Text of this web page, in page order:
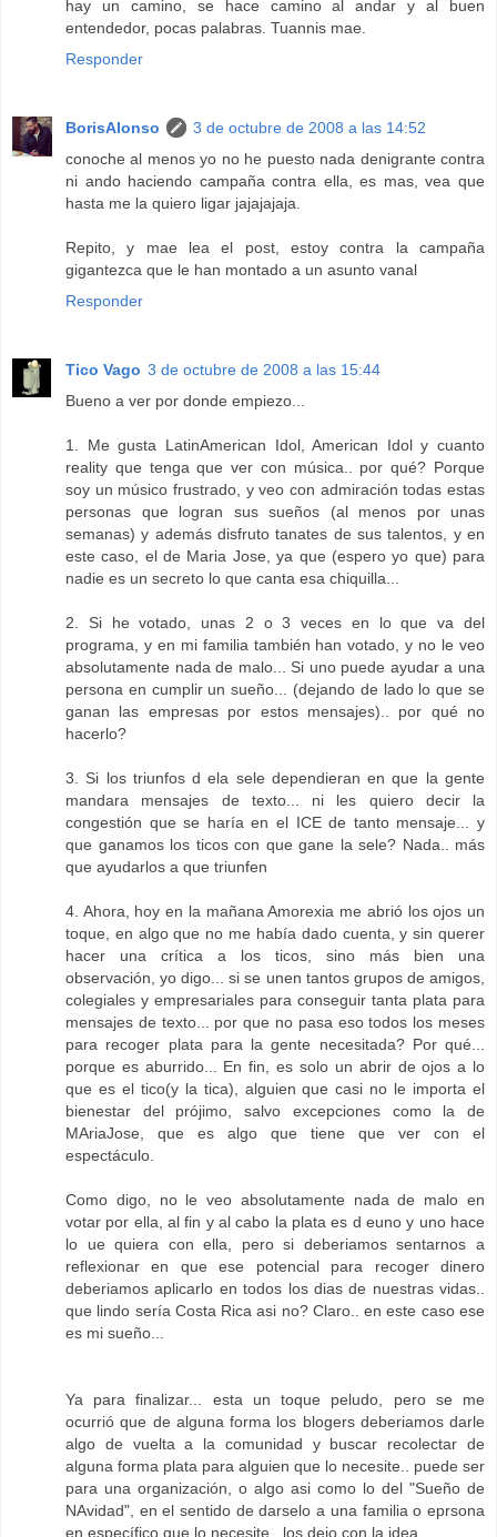
hay un camino, se hace camino al andar y al buen
entendedor, pocas palabras. Tuannis mae.
Responder
BorisAlonso
3 de octubre de 2008 a las 14:52
conoche al menos yo no he puesto nada denigrante contra
ni ando haciendo campaña contra ella, es mas, vea que
hasta me la quiero ligar jajajajaja.
Repito, y mae lea el post, estoy contra la campaña
gigantezca que le han montado a un asunto vanal
Responder
Tico Vago 3 de octubre de 2008 a las 15:44
Bueno a ver por donde empiezo...
1. Me gusta LatinAmerican Idol, American Idol y cuanto
reality que tenga que ver con música.. por qué? Porque
soy un músico frustrado, y veo con admiración todas estas
personas que logran sus sueños (al menos por unas
semanas) y además disfruto tanates de sus talentos, y en
este caso, el de Maria Jose, ya que (espero yo que) para
nadie es un secreto lo que canta esa chiquilla...
2. Si he votado, unas 2 o 3 veces en lo que va del
programa, y en mi familia también han votado, y no le veo
absolutamente nada de malo... Si uno puede ayudar a una
persona en cumplir un sueño... (dejando de lado lo que se
ganan las empresas por estos mensajes).. por qué no
hacerlo?
3. Si los triunfos d ela sele dependieran en que la gente
mandara mensajes de texto... ni les quiero decir la
congestión que se haría en el ICE de tanto mensaje... y
que ganamos los ticos con que gane la sele? Nada.. más
que ayudarlos a que triunfen
4. Ahora, hoy en la mañana Amorexia me abrió los ojos un
toque, en algo que no me había dado cuenta, y sin querer
hacer una crítica a los ticos, sino más bien una
observación, yo digo... si se unen tantos grupos de amigos,
colegiales y empresariales para conseguir tanta plata para
mensajes de texto... por que no pasa eso todos los meses
para recoger plata para la gente necesitada? Por qué...
porque es aburrido... En fin, es solo un abrir de ojos a lo
que es el tico(y la tica), alguien que casi no le importa el
bienestar del prójimo, salvo excepciones como la de
MAriaJose, que es algo que tiene que ver con el
espectáculo.
Como digo, no le veo absolutamente nada de malo en
votar por ella, al fin y al cabo la plata es d euno y uno hace
lo ue quiera con ella, pero si deberiamos sentarnos a
reflexionar en que ese potencial para recoger dinero
deberiamos aplicarlo en todos los dias de nuestras vidas..
que lindo sería Costa Rica asi no? Claro.. en este caso ese
es mi sueño...
Ya para finalizar... esta un toque peludo, pero se me
ocurrió que de alguna forma los blogers deberiamos darle
algo de vuelta a la comunidad y buscar recolectar de
alguna forma plata para alguien que lo necesite.. puede ser
para una organización, o algo asi como lo del "Sueño de
NAvidad", en el sentido de darselo a una familia o eprsona
en específico que lo necesite.. los dejo con la idea.